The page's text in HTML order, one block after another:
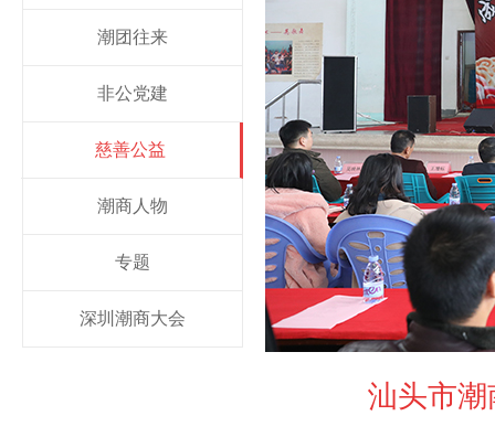
潮团往来
非公党建
慈善公益
潮商人物
专题
深圳潮商大会
汕头市